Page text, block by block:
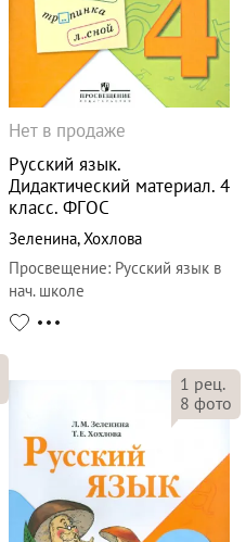
Нет в продаже
Русский язык.
Дидактический материал. 4
класс. ФГОС
Зеленина,Хохлова
Просвещение: Русский язык в
нач. школе
1 рец.
8 фото